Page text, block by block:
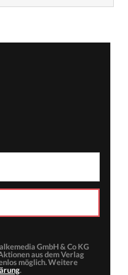
GmbH & Co KG
aus dem Verlag
möglich. Weitere
.